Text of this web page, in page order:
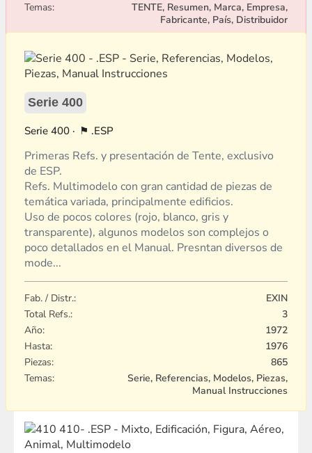
Temas:
TENTE, Resumen, Marca, Empresa,
Fabricante, País, Distribuidor
Serie 400
400 .ESP
Primeras Refs. y presentación de Tente, exclusivo
de ESP.
Refs. Multimodelo con gran cantidad de piezas de
temática variada, principalmente edificios.
Uso de pocos colores (rojo, blanco, gris y
transparente), algunos modelos son complejos o
poco detallados en el Manual. Presntan diversos de
mode...
Fab. / Distr.:
EXIN
Total Refs.:
3
Año:
1972
Hasta:
1976
Piezas:
865
Temas:
Serie, Referencias, Modelos, Piezas,
Manual Instrucciones